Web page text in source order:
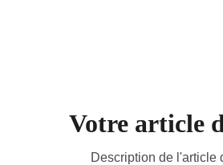
Votre article
Description de l'article